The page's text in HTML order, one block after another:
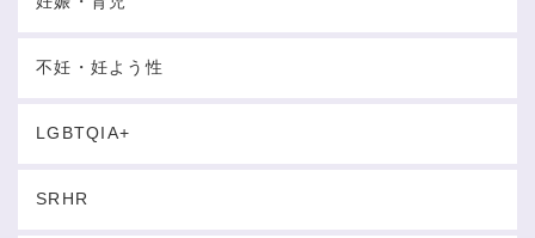
不妊・妊よう性
LGBTQIA+
SRHR